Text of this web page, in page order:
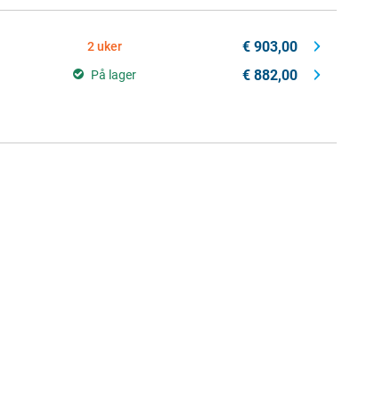
2 uker € 903,00
På lager € 882,00